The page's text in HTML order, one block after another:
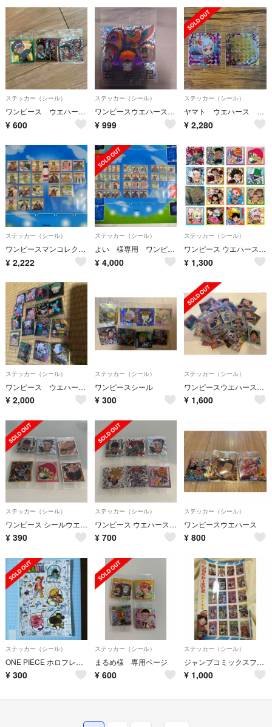
ステッカー（シール）
ワンピース ウエハース シール
¥ 600
ステッカー（シール）
ワンピースウエハースシール
¥ 999
ステッカー（シール）
ヤマト ウエハース シール 2枚セット
¥ 2,280
ステッカー（シール）
ワンピースマンコレクターシール フルコンプセット
¥ 2,222
ステッカー（シール）
よい 様専用 ワンピースマンコレクターシール&ビックリマンシール第35弾
¥ 4,000
ステッカー（シール）
ワンピース ウエハースシール ONE PIECEシール バンダイ SEC.SGR
¥ 1,300
ステッカー（シール）
ワンピース ウエハースシール
¥ 2,000
ステッカー（シール）
ワンピースシール
¥ 300
ステッカー（シール）
ワンピースウエハースシール
¥ 1,600
ステッカー（シール）
ワンピース シールウエハースシール6枚セット
¥ 390
ステッカー（シール）
ワンピース ウエハース シール6枚セット
¥ 700
ステッカー（シール）
ワンピースウエハース
¥ 800
ステッカー（シール）
ONE PIECE ホロフレークシール
¥ 300
ステッカー（シール）
まるめ様 専用ページ
¥ 600
ステッカー（シール）
ジャンプコミックスフレークステッカーコレクションズ ONE PIECE 1
¥ 1,000